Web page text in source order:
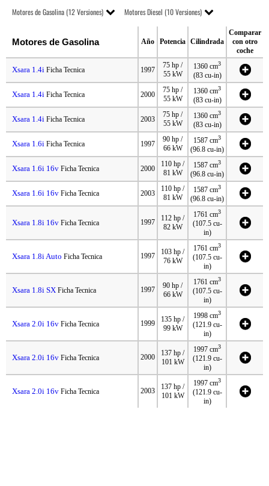
Motores de Gasolina (12 Versiones) Motores Diesel (10 Versiones)
Motores de Gasolina Año Potencia Cilindrada
Comparar
con otro
coche
Xsara 1.4i Ficha Tecnica 1997
75 hp /
55 kW
1360 cm3
(83 cu-in)
Xsara 1.4i Ficha Tecnica 2000
75 hp /
55 kW
1360 cm3
(83 cu-in)
Xsara 1.4i Ficha Tecnica 2003
75 hp /
55 kW
1360 cm3
(83 cu-in)
Xsara 1.6i Ficha Tecnica 1997
90 hp /
66 kW
1587 cm3
(96.8 cu-in)
Xsara 1.6i 16v Ficha Tecnica 2000
110 hp /
81 kW
1587 cm3
(96.8 cu-in)
Xsara 1.6i 16v Ficha Tecnica 2003
110 hp /
81 kW
1587 cm3
(96.8 cu-in)
Xsara 1.8i 16v Ficha Tecnica 1997
112 hp /
82 kW
1761 cm3
(107.5 cu-
in)
Xsara 1.8i Auto Ficha Tecnica 1997
103 hp /
76 kW
1761 cm3
(107.5 cu-
in)
Xsara 1.8i SX Ficha Tecnica 1997
90 hp /
66 kW
1761 cm3
(107.5 cu-
in)
Xsara 2.0i 16v Ficha Tecnica 1999
135 hp /
99 kW
1998 cm3
(121.9 cu-
in)
Xsara 2.0i 16v Ficha Tecnica 2000
137 hp /
101 kW
1997 cm3
(121.9 cu-
in)
Xsara 2.0i 16v Ficha Tecnica 2003
137 hp /
101 kW
1997 cm3
(121.9 cu-
in)